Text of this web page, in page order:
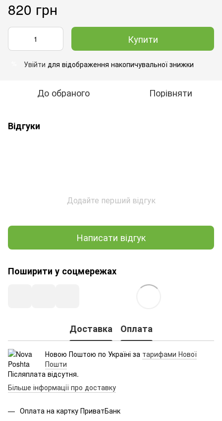
820 грн
Купити
Увійти для відображення накопичувальної знижки
До обраного Порівняти
Відгуки
Додайте перший відгук
Написати відгук
Поширити у соцмережах
Доставка Оплата
Новою Поштою по Україні за тарифами Нової
Пошти
Післяплата відсутня.
Більше інформації про доставку
Оплата на картку ПриватБанк